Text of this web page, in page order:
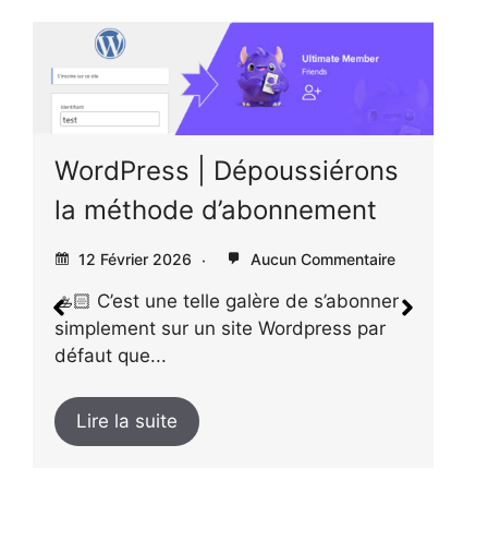
WordPress | Dépoussiérons
la méthode d’abonnement
12 Février 2026 Aucun Commentaire
🚣🏻 C’est une telle galère de s’abonner
simplement sur un site Wordpress par
défaut que...
Lire la suite